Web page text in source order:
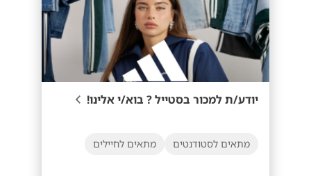
יודע/ת למכור בסטייל ? בוא/י אלינו!
מתאים לסטודנטים מתאים לחיילים